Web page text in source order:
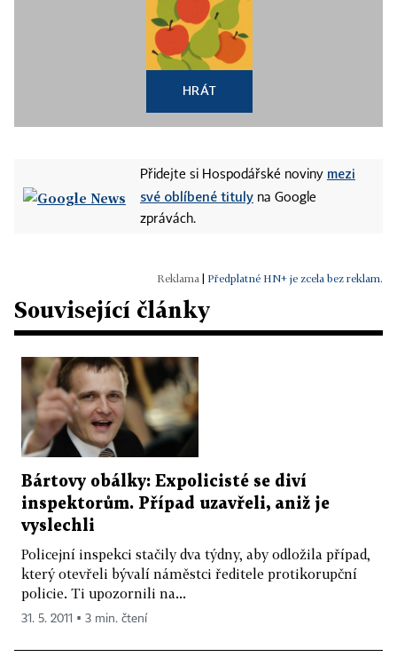
HRÁT
Přidejte si Hospodářské noviny mezi
své oblíbené tituly na Google
zprávách.
Předplatné HN+ je zcela bez reklam.
Související články
Bártovy obálky: Expolicisté se diví
inspektorům. Případ uzavřeli, aniž je
vyslechli
Policejní inspekci stačily dva týdny, aby odložila případ,
který otevřeli bývalí náměstci ředitele protikorupční
policie. Ti upozornili na...
31. 5. 2011 ▪ 3 min. čtení